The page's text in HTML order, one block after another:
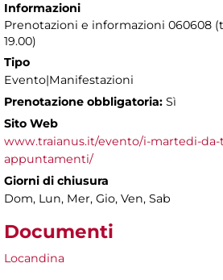
Informazioni
Prenotazioni e informazioni 060608
19.00)
Tipo
Evento|Manifestazioni
Prenotazione obbligatoria: Sì
Sito Web
www.traianus.it/evento/i-martedi-
appuntamenti/
Giorni di chiusura
Dom, Lun, Mer, Gio, Ven, Sab
Documenti
Locandina